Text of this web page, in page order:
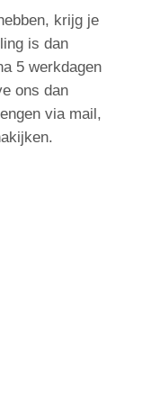
krijg je
is dan
5 werkdagen
ons dan
via mail,